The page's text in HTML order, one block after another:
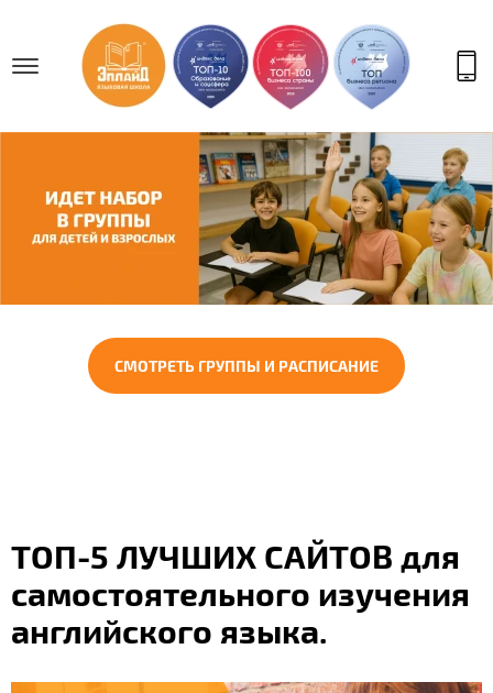
СМОТРЕТЬ ГРУППЫ И РАСПИСАНИЕ
ТОП-5 ЛУЧШИХ САЙТОВ для
самостоятельного изучения
английского языка.